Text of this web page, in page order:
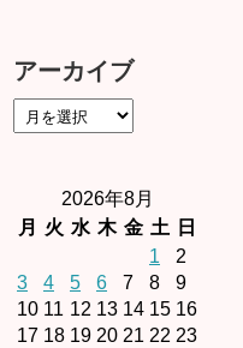
アーカイブ
2026年8月
月
火 水 木 金 土
日
1
2
3
4 5 6 7 8
9
10 11 12 13 14 15 16
17 18 19 20 21 22 23